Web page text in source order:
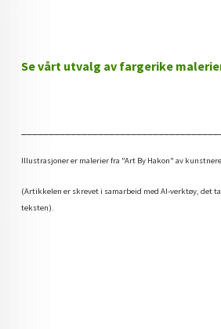
Se vårt utvalg av fargerike
Illustrasjoner er malerier fra "Art By Hakon" av
(Artikkelen er skrevet i samarbeid med AI-verktøy, det
teksten).